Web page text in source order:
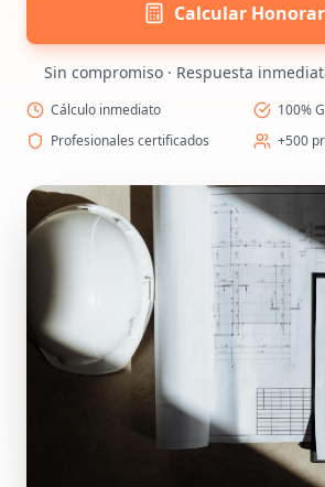
Calcular
Sin compromiso · Respuesta
Cálculo inmediato
100%
Profesionales certificados
+500